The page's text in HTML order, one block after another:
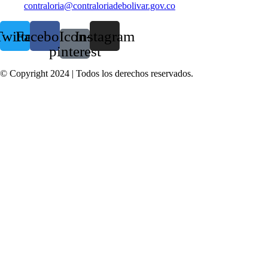
contraloria@contraloriadebolivar.gov.co
FacebookIcon-
pinterest
Instagram
© Copyright 2024 | Todos los derechos reservados.